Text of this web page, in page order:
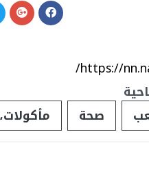
https://
صحة مأكولات،